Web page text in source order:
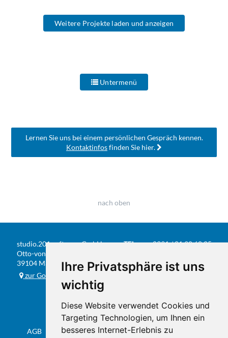
Ihre Privatsphäre ist uns
wichtig
Diese Website verwendet Cookies und
Targeting Technologien, um Ihnen ein
besseres Internet-Erlebnis zu
Weitere Projekte laden und anzeigen
Untermenü
Lernen Sie uns bei einem persönlichen Gespräch kennen.
Kontaktinfosfinden Sie hier.
nach oben
studio.201 software GmbH
Otto-von-Guericke-Str. 104
39104 Magdeburg
zur Google-Karte
TEL
0391 / 81 90 68 05
E-MAIL info@studio201.de
AGB Datenschutz & Impressum Sitemap